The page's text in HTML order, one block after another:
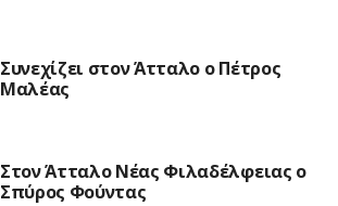
Συνεχίζει στον Άτταλο ο Πέτρος
Μαλέας
Στον Άτταλο Νέας Φιλαδέλφειας ο
Σπύρος Φούντας